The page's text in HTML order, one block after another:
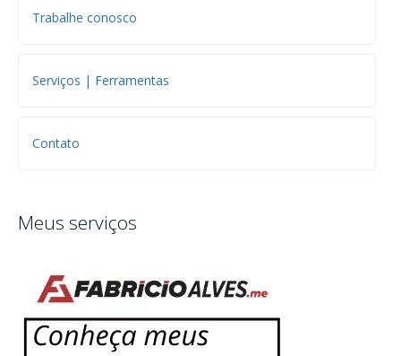
Trabalhe conosco
Serviços | Ferramentas
Contato
Meus serviços